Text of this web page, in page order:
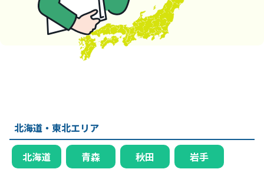
北海道・東北エリア
北海道 青森 秋田 岩手